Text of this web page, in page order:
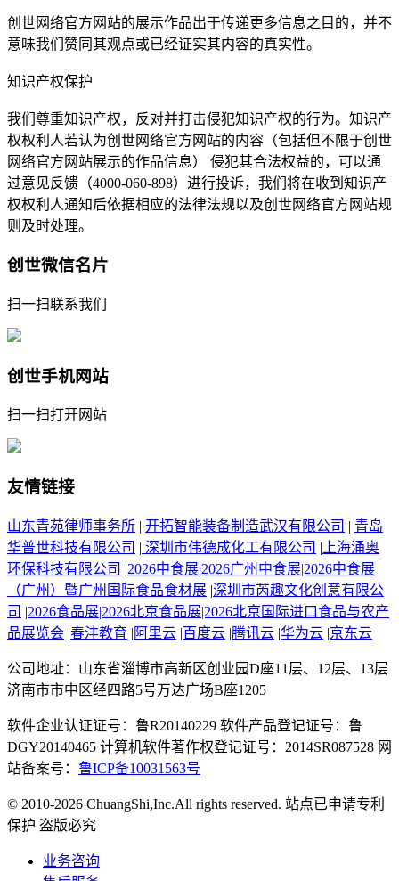
创世网络官方网站的展示作品出于传递更多信息之目的，并不
意味我们赞同其观点或已经证实其内容的真实性。
知识产权保护
我们尊重知识产权，反对并打击侵犯知识产权的行为。知识产
权权利人若认为创世网络官方网站的内容（包括但不限于创世
网络官方网站展示的作品信息） 侵犯其合法权益的，可以通
过意见反馈（4000-060-898）进行投诉，我们将在收到知识产
权权利人通知后依据相应的法律法规以及创世网络官方网站规
则及时处理。
创世微信名片
扫一扫联系我们
创世手机网站
扫一扫打开网站
友情链接
山东青苑律师事务所 | 开拓智能装备制造武汉有限公司 | 青岛
华普世科技有限公司 | 深圳市伟德成化工有限公司 | 上海涌奥
环保科技有限公司 |2026中食展|2026广州中食展|2026中食展
（广州）暨广州国际食品食材展 |深圳市芮趣文化创意有限公
司 |2026食品展|2026北京食品展|2026北京国际进口食品与农产
品展览会 |春沣教育 | 阿里云 |百度云 |腾讯云 |华为云 |京东云
公司地址：山东省淄博市高新区创业园D座11层、12层、13层
济南市市中区经四路5号万达广场B座1205
软件企业认证证号：鲁R20140229 软件产品登记证号：鲁
DGY20140465 计算机软件著作权登记证号：2014SR087528 网
站备案号： 鲁ICP备10031563号
© 2010-2026 ChuangShi,Inc.All rights reserved. 站点已申请专利
保护 盗版必究
业务咨询